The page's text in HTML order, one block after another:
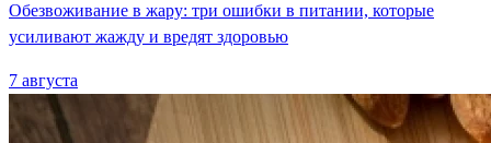
Обезвоживание в жару: три ошибки в питании, которые
усиливают жажду и вредят здоровью
7 августа